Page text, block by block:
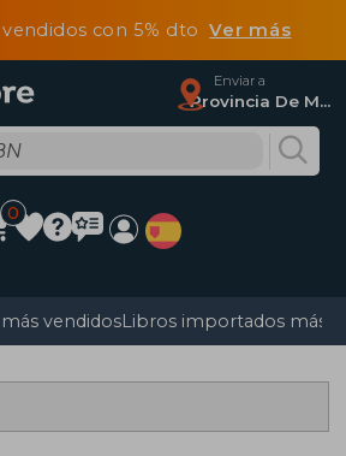
vendidos con 5% dtoVer más
Enviar a
Provincia De Madrid
0
vendidosLibros importados más